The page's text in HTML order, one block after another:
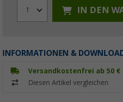
1 IN DEN
INFORMATIONEN &
Versandkostenfrei ab 50 €
Diesen Artikel vergleichen